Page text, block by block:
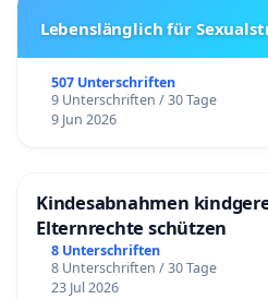
Lebenslänglich für
507 Unterschriften
9 Unterschriften / 30 Tage
9 Jun 2026
Kindesabnahmen
Elternrechte schützen
8 Unterschriften
8 Unterschriften / 30 Tage
23 Jul 2026